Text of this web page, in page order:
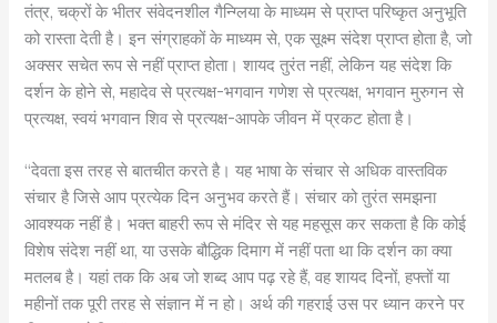
तंत्र, चक्रों के भीतर संवेदनशील गैन्ग्लिया के माध्यम से प्राप्त परिष्कृत अनुभूति
को रास्ता देती है। इन संग्राहकों के माध्यम से, एक सूक्ष्म संदेश प्राप्त होता है, जो
अक्सर सचेत रूप से नहीं प्राप्त होता। शायद तुरंत नहीं, लेकिन यह संदेश कि
दर्शन के होने से, महादेव से प्रत्यक्ष-भगवान गणेश से प्रत्यक्ष, भगवान मुरुगन से
प्रत्यक्ष, स्वयं भगवान शिव से प्रत्यक्ष-आपके जीवन में प्रकट होता है।
“देवता इस तरह से बातचीत करते है। यह भाषा के संचार से अधिक वास्तविक
संचार है जिसे आप प्रत्येक दिन अनुभव करते हैं। संचार को तुरंत समझना
आवश्यक नहीं है। भक्त बाहरी रूप से मंदिर से यह महसूस कर सकता है कि कोई
विशेष संदेश नहीं था, या उसके बौद्धिक दिमाग में नहीं पता था कि दर्शन का क्या
मतलब है। यहां तक ​​कि अब जो शब्द आप पढ़ रहे हैं, वह शायद दिनों, हफ्तों या
महीनों तक पूरी तरह से संज्ञान में न हो। अर्थ की गहराई उस पर ध्यान करने पर